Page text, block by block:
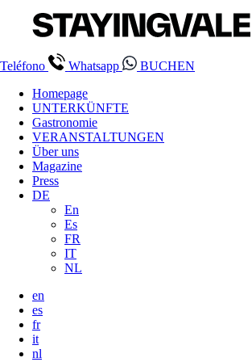
Teléfono Whatsapp
BUCHEN
Homepage
UNTERKÜNFTE
Gastronomie
VERANSTALTUNGEN
Über uns
Magazine
Press
DE
En
Es
FR
IT
NL
en
es
fr
it
nl